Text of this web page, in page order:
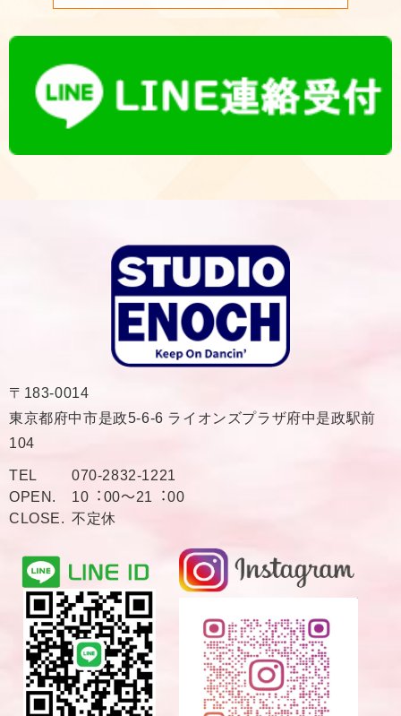
〒183-0014
東京都府中市是政5-6-6 ライオンズプラザ府中是政駅前
104
TEL
070-2832-1221
OPEN.
10︓00〜21︓00
CLOSE. 不定休